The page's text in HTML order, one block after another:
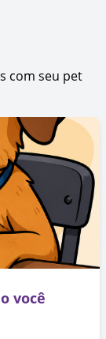
com seu pet
você